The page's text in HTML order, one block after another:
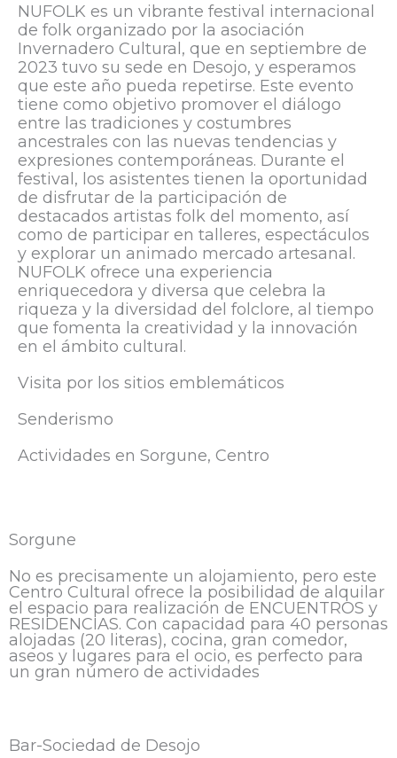
NUFOLK es un vibrante festival internacional
de folk organizado por la asociación
Invernadero Cultural, que en septiembre de
2023 tuvo su sede en Desojo, y esperamos
que este año pueda repetirse. Este evento
tiene como objetivo promover el diálogo
entre las tradiciones y costumbres
ancestrales con las nuevas tendencias y
expresiones contemporáneas. Durante el
festival, los asistentes tienen la oportunidad
de disfrutar de la participación de
destacados artistas folk del momento, así
como de participar en talleres, espectáculos
y explorar un animado mercado artesanal.
NUFOLK ofrece una experiencia
enriquecedora y diversa que celebra la
riqueza y la diversidad del folclore, al tiempo
que fomenta la creatividad y la innovación
en el ámbito cultural.
Visita por los sitios emblemáticos
Senderismo
Actividades en Sorgune, Centro
Sorgune
No es precisamente un alojamiento, pero este
Centro Cultural ofrece la posibilidad de alquilar
el espacio para realización de ENCUENTROS y
RESIDENCIAS. Con capacidad para 40 personas
alojadas (20 literas), cocina, gran comedor,
aseos y lugares para el ocio, es perfecto para
un gran número de actividades
Bar-Sociedad de Desojo